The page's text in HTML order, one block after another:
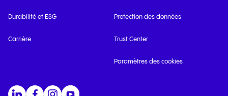
Durabilité et ESG
Carrière
Protection des données
Trust Center
Paramètres des cookies